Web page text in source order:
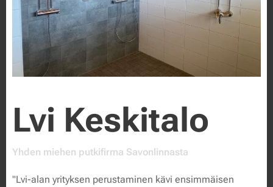
Lvi Keskitalo
Yhden miehen putkifirma Savonlinnasta
"Lvi-alan yrityksen perustaminen kävi ensimmäisen